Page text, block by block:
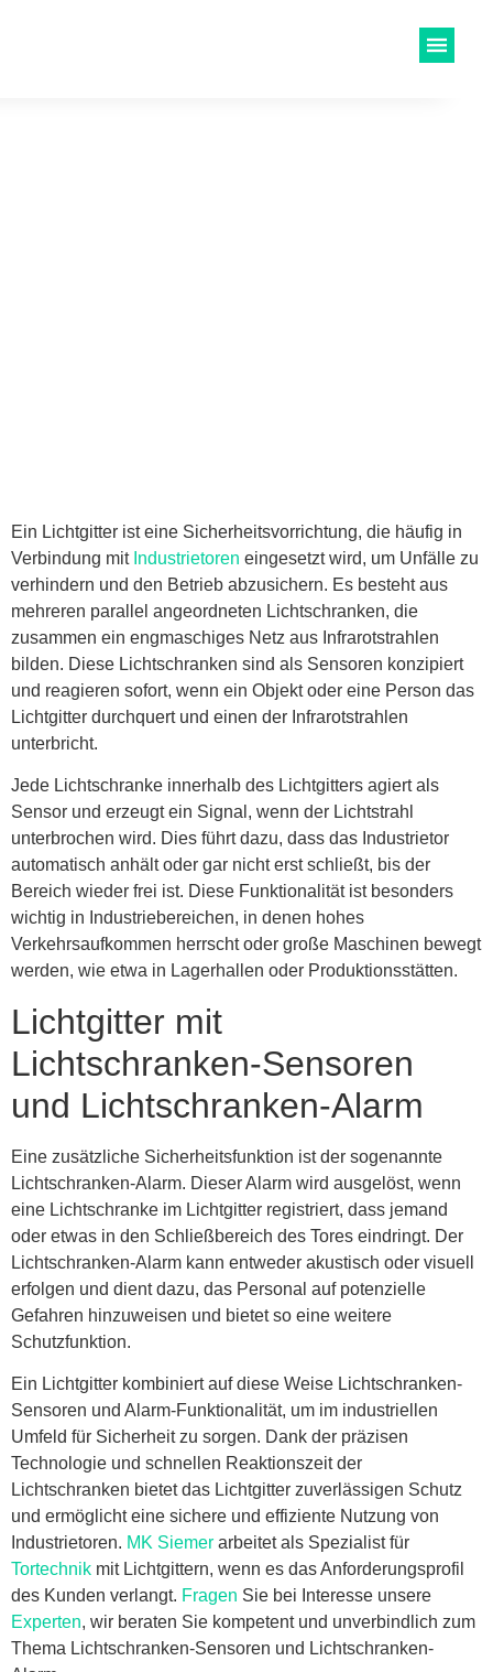
Ein Lichtgitter ist eine Sicherheitsvorrichtung, die häufig in
Verbindung mit Industrietoren eingesetzt wird, um Unfälle zu
verhindern und den Betrieb abzusichern. Es besteht aus
mehreren parallel angeordneten Lichtschranken, die
zusammen ein engmaschiges Netz aus Infrarotstrahlen
bilden. Diese Lichtschranken sind als Sensoren konzipiert
und reagieren sofort, wenn ein Objekt oder eine Person das
Lichtgitter durchquert und einen der Infrarotstrahlen
unterbricht.
Jede Lichtschranke innerhalb des Lichtgitters agiert als
Sensor und erzeugt ein Signal, wenn der Lichtstrahl
unterbrochen wird. Dies führt dazu, dass das Industrietor
automatisch anhält oder gar nicht erst schließt, bis der
Bereich wieder frei ist. Diese Funktionalität ist besonders
wichtig in Industriebereichen, in denen hohes
Verkehrsaufkommen herrscht oder große Maschinen bewegt
werden, wie etwa in Lagerhallen oder Produktionsstätten.
Lichtgitter mit
Lichtschranken-Sensoren
und Lichtschranken-Alarm
Eine zusätzliche Sicherheitsfunktion ist der sogenannte
Lichtschranken-Alarm. Dieser Alarm wird ausgelöst, wenn
eine Lichtschranke im Lichtgitter registriert, dass jemand
oder etwas in den Schließbereich des Tores eindringt. Der
Lichtschranken-Alarm kann entweder akustisch oder visuell
erfolgen und dient dazu, das Personal auf potenzielle
Gefahren hinzuweisen und bietet so eine weitere
Schutzfunktion.
Ein Lichtgitter kombiniert auf diese Weise Lichtschranken-
Sensoren und Alarm-Funktionalität, um im industriellen
Umfeld für Sicherheit zu sorgen. Dank der präzisen
Technologie und schnellen Reaktionszeit der
Lichtschranken bietet das Lichtgitter zuverlässigen Schutz
und ermöglicht eine sichere und effiziente Nutzung von
Industrietoren. MK Siemer arbeitet als Spezialist für
Tortechnik mit Lichtgittern, wenn es das Anforderungsprofil
des Kunden verlangt. Fragen Sie bei Interesse unsere
Experten, wir beraten Sie kompetent und unverbindlich zum
Thema Lichtschranken-Sensoren und Lichtschranken-